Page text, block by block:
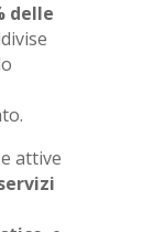
delle
attive